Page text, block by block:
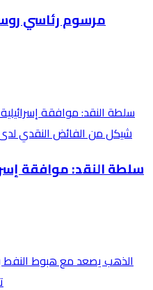
مرسوم رئاسي
سلطة النقد: موافقة